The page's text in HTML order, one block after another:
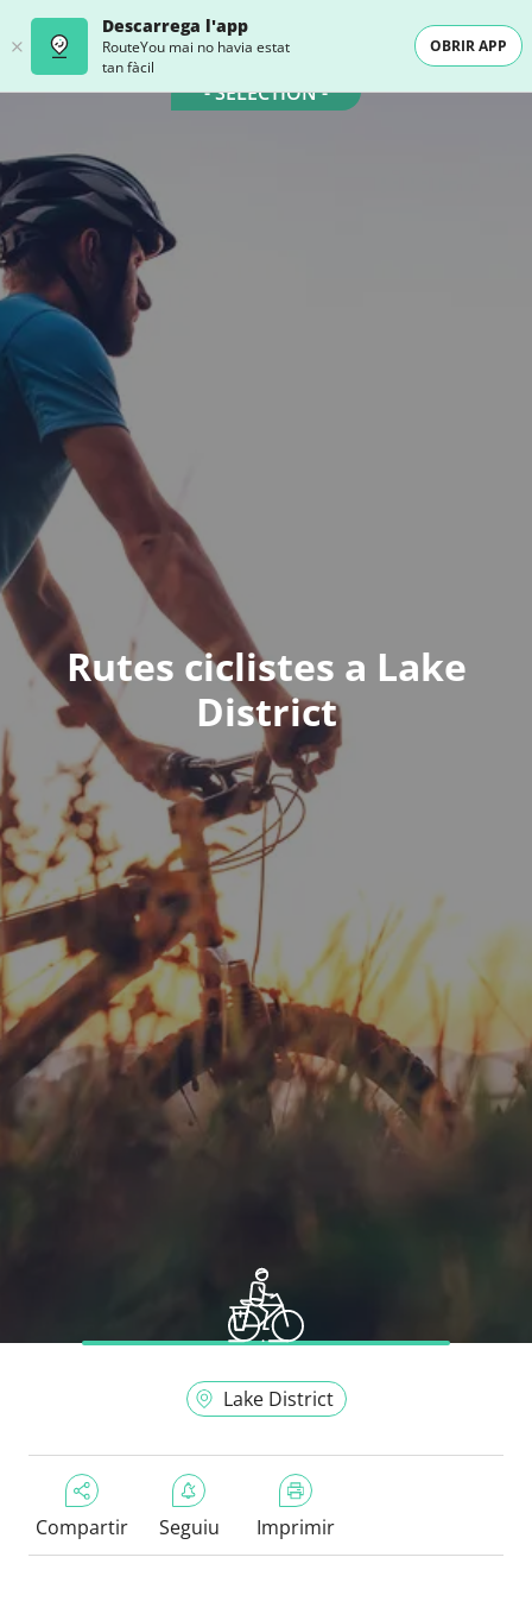
Descarrega l'app
RouteYou mai no havia estat
tan fàcil
OBRIR APP
- SELECTION -
Rutes ciclistes a Lake
District
Lake District
Compartir Seguiu Imprimir